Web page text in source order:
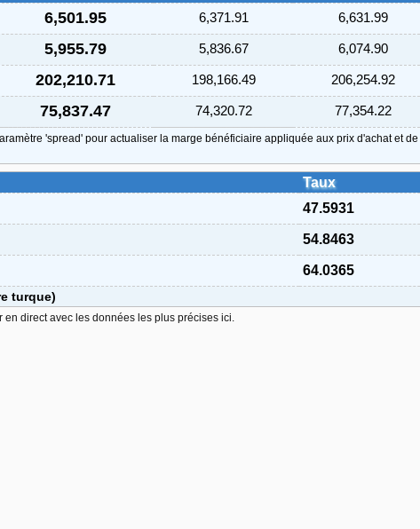
6,501.95 6,371.91 6,631.99
5,955.79 5,836.67 6,074.90
202,210.71 198,166.49 206,254.92
75,837.47 74,320.72 77,354.22
'spread' pour actualiser la marge bénéficiaire appliquée aux prix d'achat et de
Taux
47.5931
54.8463
64.0365
turque)
en direct avec les données les plus précises ici.